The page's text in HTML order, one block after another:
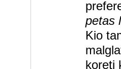
petas
Kio
koreti